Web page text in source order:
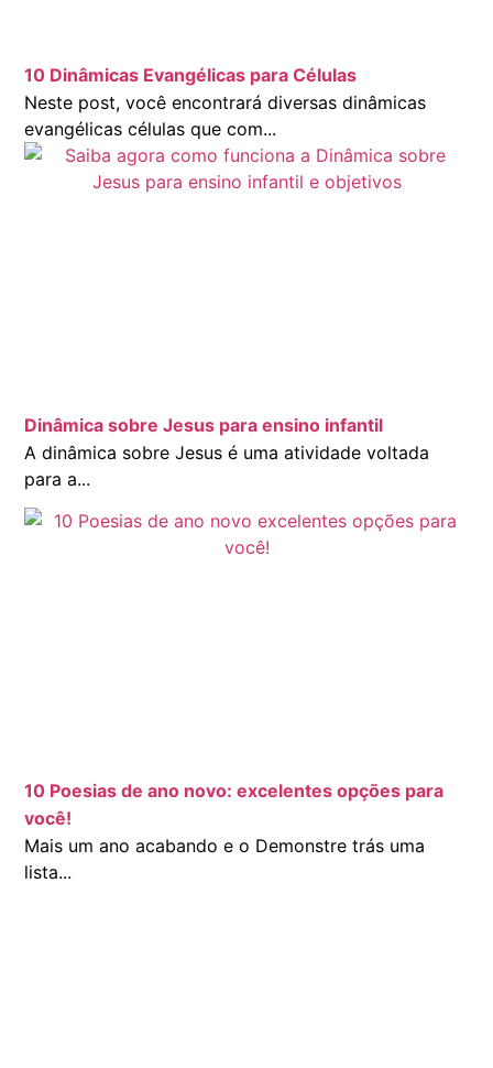
10 Dinâmicas Evangélicas para Células
Neste post, você encontrará diversas dinâmicas
evangélicas células que com...
Dinâmica sobre Jesus para ensino infantil
A dinâmica sobre Jesus é uma atividade voltada
para a...
10 Poesias de ano novo: excelentes opções para
você!
Mais um ano acabando e o Demonstre trás uma
lista...